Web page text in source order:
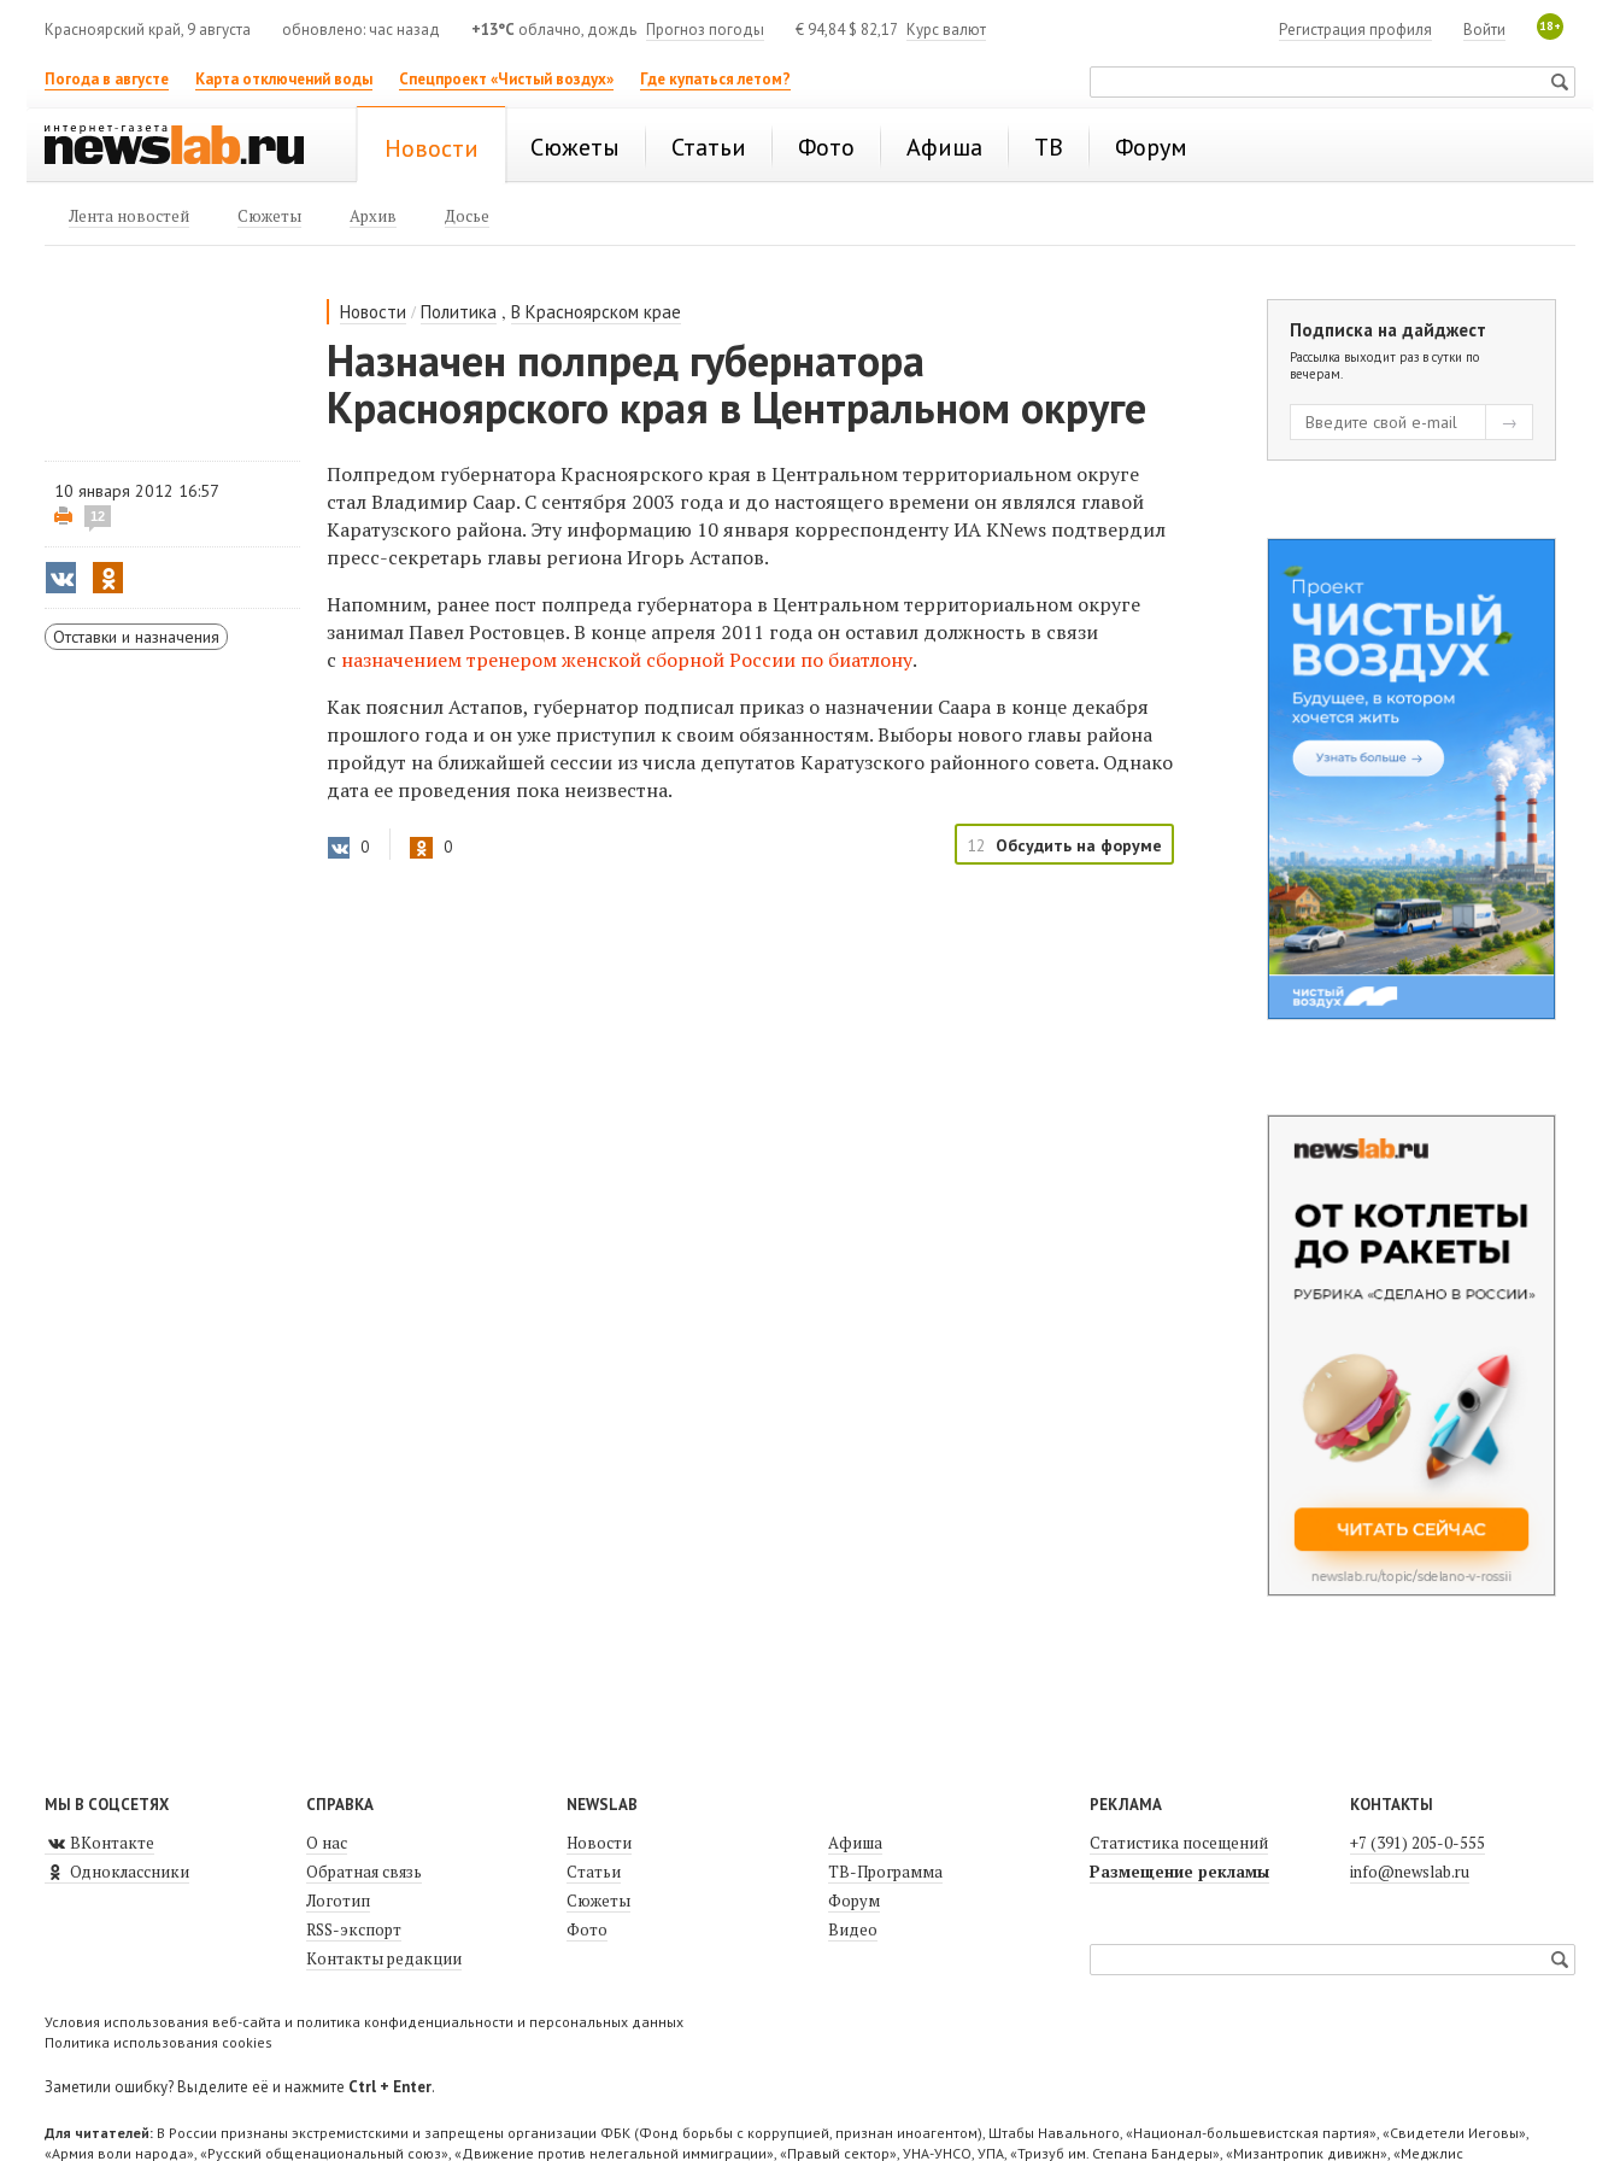
Красноярский край, 9 августа обновлено: час назад +13°C облачно, дождь Прогноз погоды € 94,84$ 82,17 Курс валют 18+
Войти
Регистрация профиля
Погода в августе Карта отключений воды Спецпроект «Чистый воздух» Где купаться летом?
Новости Сюжеты Статьи Фото Афиша ТВ Форум
Лента новостей Сюжеты Архив Досье
Новости /Политика ,В Красноярском крае
Назначен полпред губернатора
Красноярского края в Центральном округе
10 января 2012 16:57
12
Отставки и назначения
Полпредом губернатора Красноярского края в Центральном территориальном округе
стал Владимир Саар. С сентября 2003 года и до настоящего времени он являлся главой
Каратузского района. Эту информацию 10 января корреспонденту ИА KNews подтвердил
пресс-секретарь главы региона Игорь Астапов.
Напомним, ранее пост полпреда губернатора в Центральном территориальном округе
занимал Павел Ростовцев. В конце апреля 2011 года он оставил должность в связи
с назначением тренером женской сборной России по биатлону.
Как пояснил Астапов, губернатор подписал приказ о назначении Саара в конце декабря
прошлого года и он уже приступил к своим обязанностям. Выборы нового главы района
пройдут на ближайшей сессии из числа депутатов Каратузского районного совета. Однако
дата ее проведения пока неизвестна.
0 0 12 Обсудить на форуме
Подписка на дайджест
Рассылка выходит раз в сутки по
вечерам.
МЫ В СОЦСЕТЯХ
ВКонтакте
Одноклассники
СПРАВКА
О нас
Обратная связь
Логотип
RSS-экспорт
Контакты редакции
NEWSLAB
Новости
Статьи
Сюжеты
Фото
Афиша
ТВ-Программа
Форум
Видео
РЕКЛАМА
Статистика посещений
Размещение рекламы
КОНТАКТЫ
+7 (391) 205-0-555
info@newslab.ru
Условия использования веб-сайта и политика конфиденциальности и персональных данных
Политика использования cookies
Заметили ошибку? Выделите её и нажмите Ctrl + Enter.
Для читателей: В России признаны экстремистскими и запрещены организации ФБК (Фонд борьбы с коррупцией, признан иноагентом), Штабы Навального, «Национал-большевистская партия», «Свидетели Иеговы»,
«Армия воли народа», «Русский общенациональный союз», «Движение против нелегальной иммиграции», «Правый сектор», УНА-УНСО, УПА, «Тризуб им. Степана Бандеры», «Мизантропик дивижн», «Меджлис